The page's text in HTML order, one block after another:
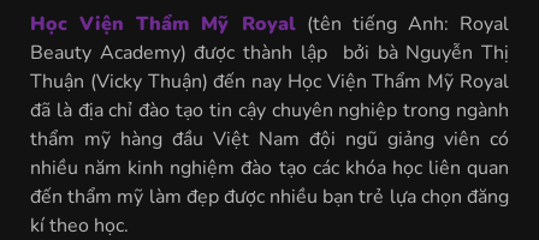
Học Viện Thẩm Mỹ Royal(tên tiếng Anh: Royal
Beauty Academy) được thành lập bởi bà Nguyễn Thị
Thuận (Vicky Thuận) đến nay Học Viện Thẩm Mỹ Royal
đã là địa chỉ đào tạo tin cậy chuyên nghiệp trong ngành
thẩm mỹ hàng đầu Việt Nam đội ngũ giảng viên có
nhiều năm kinh nghiệm đào tạo các khóa học liên quan
đến thẩm mỹ làm đẹp được nhiều bạn trẻ lựa chọn đăng
kí theo học.